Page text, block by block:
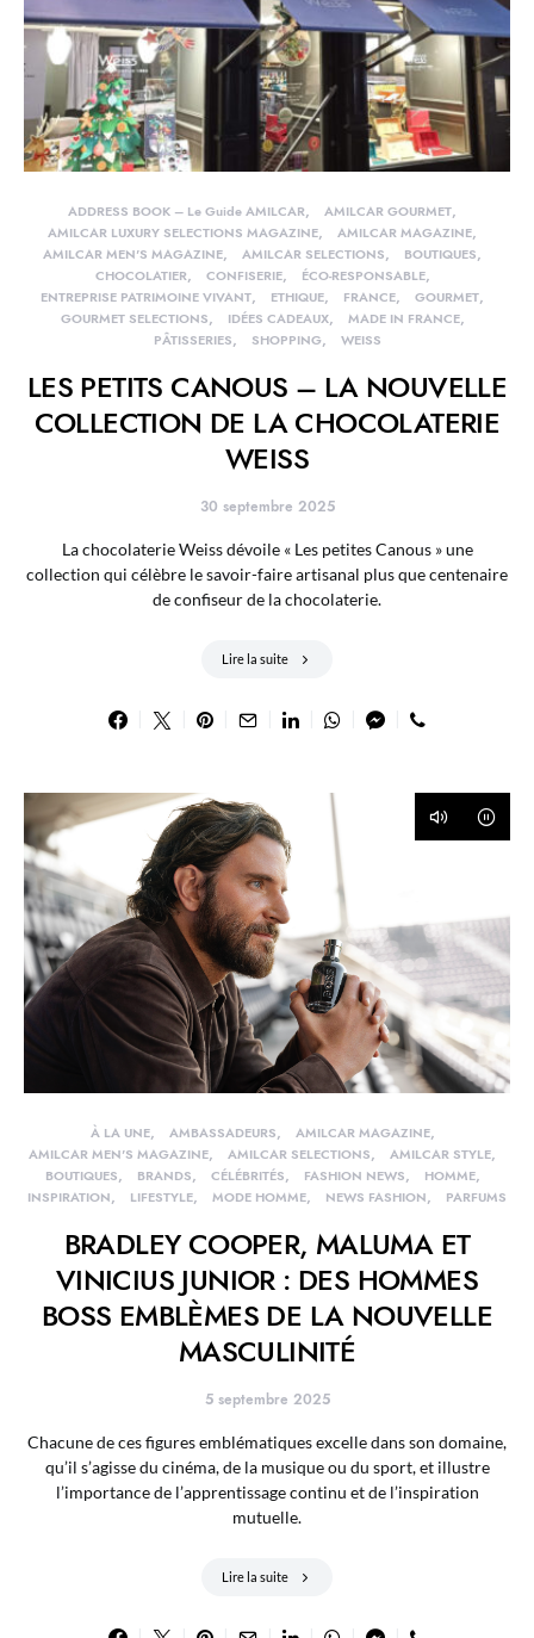
ADDRESS BOOK – Le Guide AMILCAR
AMILCAR GOURMET
AMILCAR LUXURY SELECTIONS MAGAZINE
AMILCAR MAGAZINE
AMILCAR MEN'S MAGAZINE
AMILCAR SELECTIONS
BOUTIQUES
CHOCOLATIER
CONFISERIE
ÉCO-RESPONSABLE
ENTREPRISE PATRIMOINE VIVANT
ETHIQUE FRANCE
GOURMET
GOURMET SELECTIONS
IDÉES CADEAUX
MADE IN FRANCE
PÂTISSERIES
SHOPPING WEISS
LES PETITS CANOUS – LA NOUVELLE
COLLECTION DE LA CHOCOLATERIE
WEISS
30 septembre 2025
La chocolaterie Weiss dévoile « Les petites Canous » une
collection qui célèbre le savoir-faire artisanal plus que centenaire
de confiseur de la chocolaterie.
Lire la suite
À LA UNE AMBASSADEURS
AMILCAR MAGAZINE
AMILCAR MEN'S MAGAZINE
AMILCAR SELECTIONS
AMILCAR STYLE
BOUTIQUES
BRANDS CÉLÉBRITÉS FASHION NEWS
HOMME
INSPIRATION
LIFESTYLE MODE HOMME NEWS FASHION PARFUMS
BRADLEY COOPER, MALUMA ET
VINICIUS JUNIOR : DES HOMMES
BOSS EMBLÈMES DE LA NOUVELLE
MASCULINITÉ
5 septembre 2025
Chacune de ces figures emblématiques excelle dans son domaine,
qu’il s’agisse du cinéma, de la musique ou du sport, et illustre
l’importance de l’apprentissage continu et de l’inspiration
mutuelle.
Lire la suite